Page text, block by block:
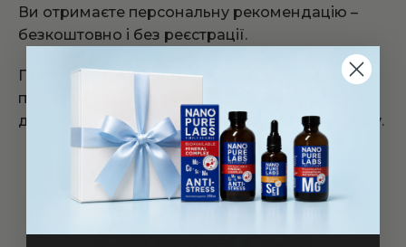
Ви отримаєте персональну рекомендацію –
безкоштовно і без реєстрації.
Просто дайте відповідь на кілька запитань і ми
підкажемо, які продукти NANO PURE LABS
допоможуть вам досягти бажаного результату.